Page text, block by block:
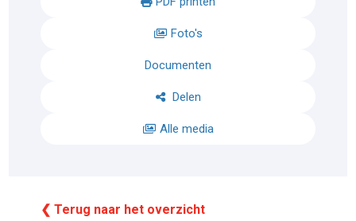
Foto's
Documenten
Delen
Alle media
❮ Terug naar het overzicht